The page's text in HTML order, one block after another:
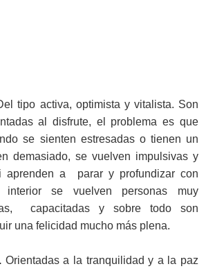
tipo activa, optimista y vitalista. Son
al disfrute, el problema es que
se sienten estresadas o tienen un
demasiado, se vuelven impulsivas y
aprenden a parar y profundizar con
se vuelven personas muy
capacitadas y sobre todo son
una felicidad mucho más plena.
Orientadas a la tranquilidad y a la paz